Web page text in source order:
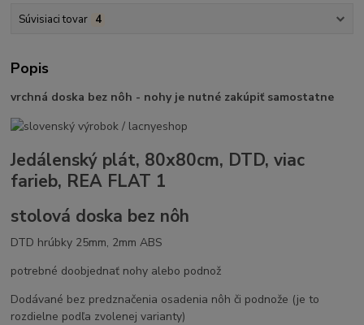
Súvisiaci tovar 4
Popis
vrchná doska bez nôh - nohy je nutné zakúpiť samostatne
Jedálenský plát, 80x80cm, DTD, viac
farieb, REA FLAT 1
stolová doska bez nôh
DTD hrúbky 25mm, 2mm ABS
potrebné doobjednať nohy alebo podnož
Dodávané bez predznačenia osadenia nôh či podnože (je to
rozdielne podľa zvolenej varianty)